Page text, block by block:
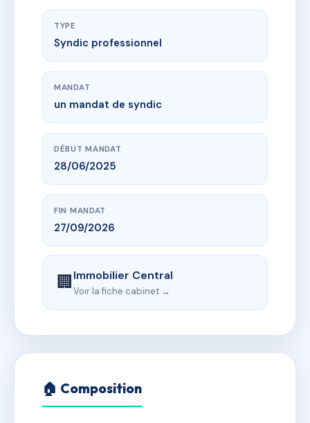
TYPE
Syndic professionnel
MANDAT
un mandat de syndic
DÉBUT MANDAT
28/06/2025
FIN MANDAT
27/09/2026
🏢Immobilier Central
Voir la fiche cabinet →
🏠 Composition